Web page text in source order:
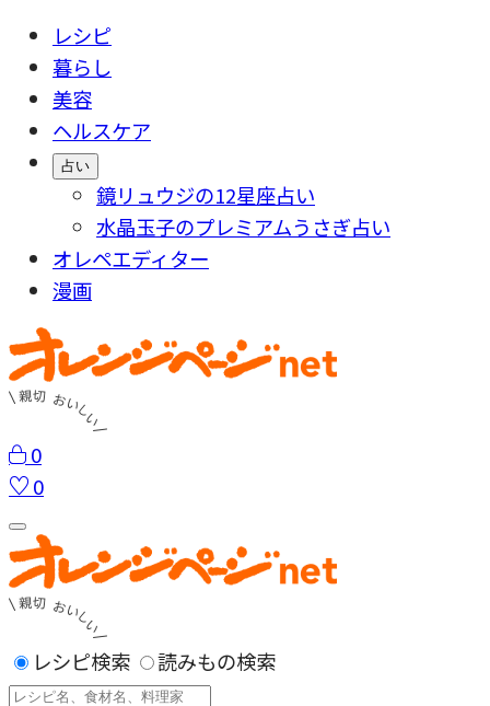
レシピ
暮らし
美容
ヘルスケア
占い
鏡リュウジの12星座占い
水晶玉子のプレミアムうさぎ占い
オレペエディター
漫画
0
0
レシピ検索 読みもの検索